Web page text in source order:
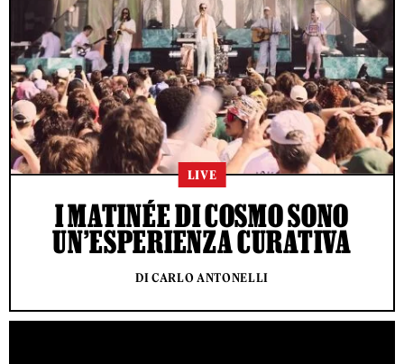
LIVE
I MATINÉE DI COSMO SONO
UN’ESPERIENZA CURATIVA
DI CARLO ANTONELLI